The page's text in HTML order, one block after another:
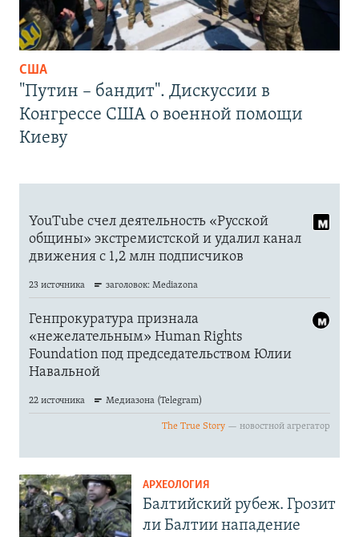
США
"Путин – бандит". Дискуссии в
Конгрессе США о военной помощи
Киеву
АРХЕОЛОГИЯ
Балтийский рубеж. Грозит
ли Балтии нападение